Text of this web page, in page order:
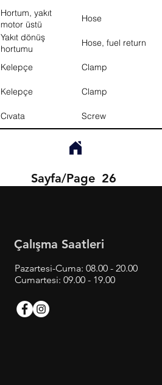
Hortum, yakıt
motor üstü
Hose
Yakıt dönüş
hortumu
Hose, fuel return
Kelepçe Clamp
Kelepçe Clamp
Cıvata Screw
Sayfa/Page 26
Çalışma Saatleri
Pazartesi-Cuma: 08.00 - 20.00
Cumartesi: 09.00 - 19.00